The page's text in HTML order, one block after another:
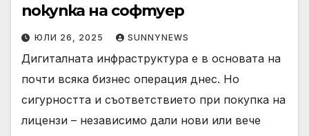
покупка на софтуер
ЮЛИ 26, 2025 SUNNYNEWS
Дигиталната инфраструктура е в основата на
почти всяка бизнес операция днес. Но
сигурността и съответствието при покупка на
лицензи – независимо дали нови или вече